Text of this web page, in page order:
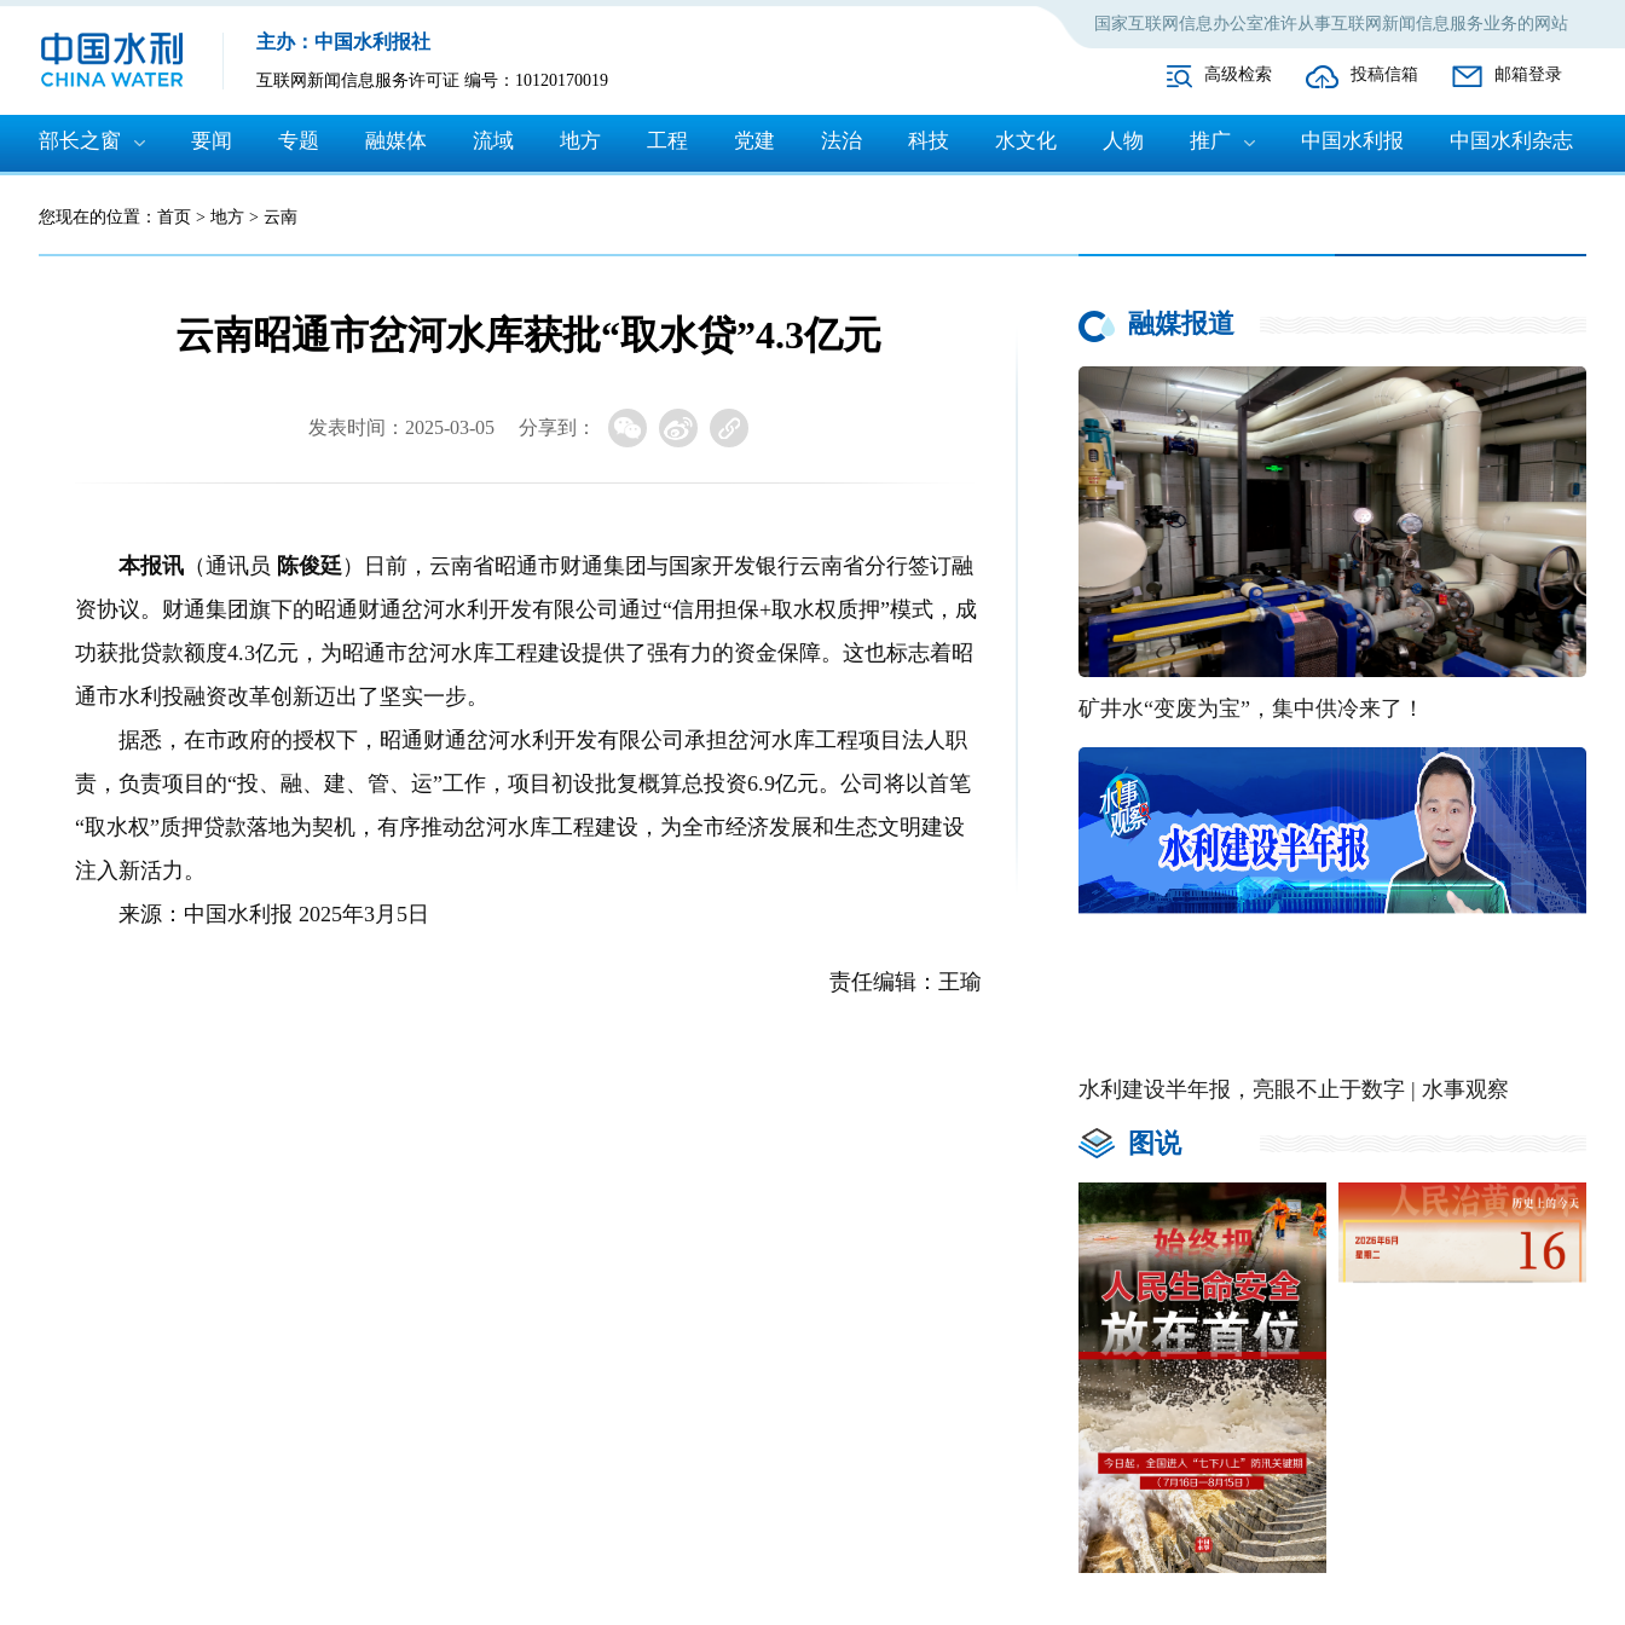
国家互联网信息办公室准许从事互联网新闻信息服务业务的网站
主办：中国水利报社
互联网新闻信息服务许可证 编号：10120170019 高级检索 投稿信箱 邮箱登录
部长之窗 要闻 专题 融媒体 流域 地方 工程 党建 法治 科技 水文化 人物 推广 中国水利报 中国水利杂志
您现在的位置： 首页 > 地方 > 云南
云南昭通市岔河水库获批“取水贷”4.3亿元
发表时间：2025-03-05 分享到：
本报讯 （通讯员 陈俊廷）日前，云南省昭通市财通集团与国家开发银行云南省分行签订融
资协议。财通集团旗下的昭通财通岔河水利开发有限公司通过“信用担保+取水权质押”模式，成
功获批贷款额度4.3亿元，为昭通市岔河水库工程建设提供了强有力的资金保障。这也标志着昭
通市水利投融资改革创新迈出了坚实一步。
据悉，在市政府的授权下，昭通财通岔河水利开发有限公司承担岔河水库工程项目法人职
责，负责项目的“投、融、建、管、运”工作，项目初设批复概算总投资6.9亿元。公司将以首笔
“取水权”质押贷款落地为契机，有序推动岔河水库工程建设，为全市经济发展和生态文明建设
注入新活力。
来源：中国水利报 2025年3月5日
责任编辑：王瑜
融媒报道
矿井水“变废为宝”，集中供冷来了！
水利建设半年报，亮眼不止于数字 | 水事观察
图说